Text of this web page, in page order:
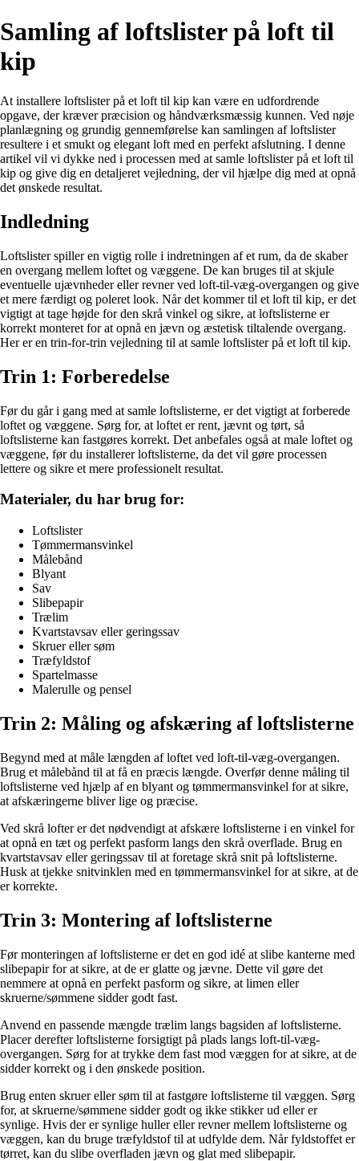
Samling af loftslister på loft til
kip
At installere loftslister på et loft til kip kan være en udfordrende
opgave, der kræver præcision og håndværksmæssig kunnen. Ved nøje
planlægning og grundig gennemførelse kan samlingen af loftslister
resultere i et smukt og elegant loft med en perfekt afslutning. I denne
artikel vil vi dykke ned i processen med at samle loftslister på et loft til
kip og give dig en detaljeret vejledning, der vil hjælpe dig med at opnå
det ønskede resultat.
Indledning
Loftslister spiller en vigtig rolle i indretningen af et rum, da de skaber
en overgang mellem loftet og væggene. De kan bruges til at skjule
eventuelle ujævnheder eller revner ved loft-til-væg-overgangen og give
et mere færdigt og poleret look. Når det kommer til et loft til kip, er det
vigtigt at tage højde for den skrå vinkel og sikre, at loftslisterne er
korrekt monteret for at opnå en jævn og æstetisk tiltalende overgang.
Her er en trin-for-trin vejledning til at samle loftslister på et loft til kip.
Trin 1: Forberedelse
Før du går i gang med at samle loftslisterne, er det vigtigt at forberede
loftet og væggene. Sørg for, at loftet er rent, jævnt og tørt, så
loftslisterne kan fastgøres korrekt. Det anbefales også at male loftet og
væggene, før du installerer loftslisterne, da det vil gøre processen
lettere og sikre et mere professionelt resultat.
Materialer, du har brug for:
Loftslister
Tømmermansvinkel
Målebånd
Blyant
Sav
Slibepapir
Trælim
Kvartstavsav eller geringssav
Skruer eller søm
Træfyldstof
Spartelmasse
Malerulle og pensel
Trin 2: Måling og afskæring af loftslisterne
Begynd med at måle længden af loftet ved loft-til-væg-overgangen.
Brug et målebånd til at få en præcis længde. Overfør denne måling til
loftslisterne ved hjælp af en blyant og tømmermansvinkel for at sikre,
at afskæringerne bliver lige og præcise.
Ved skrå lofter er det nødvendigt at afskære loftslisterne i en vinkel for
at opnå en tæt og perfekt pasform langs den skrå overflade. Brug en
kvartstavsav eller geringssav til at foretage skrå snit på loftslisterne.
Husk at tjekke snitvinklen med en tømmermansvinkel for at sikre, at de
er korrekte.
Trin 3: Montering af loftslisterne
Før monteringen af loftslisterne er det en god idé at slibe kanterne med
slibepapir for at sikre, at de er glatte og jævne. Dette vil gøre det
nemmere at opnå en perfekt pasform og sikre, at limen eller
skruerne/sømmene sidder godt fast.
Anvend en passende mængde trælim langs bagsiden af loftslisterne.
Placer derefter loftslisterne forsigtigt på plads langs loft-til-væg-
overgangen. Sørg for at trykke dem fast mod væggen for at sikre, at de
sidder korrekt og i den ønskede position.
Brug enten skruer eller søm til at fastgøre loftslisterne til væggen. Sørg
for, at skruerne/sømmene sidder godt og ikke stikker ud eller er
synlige. Hvis der er synlige huller eller revner mellem loftslisterne og
væggen, kan du bruge træfyldstof til at udfylde dem. Når fyldstoffet er
tørret, kan du slibe overfladen jævn og glat med slibepapir.